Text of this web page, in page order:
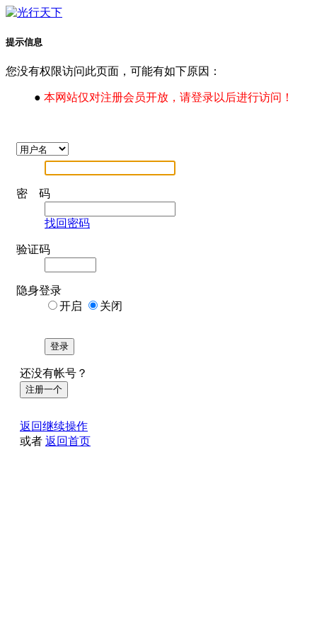
提示信息
您没有权限访问此页面，可能有如下原因：
● 本网站仅对注册会员开放，请登录以后进行访问！
密 码
找回密码
验证码
隐身登录
开启
关闭
登录
还没有帐号？
注册一个
返回继续操作
或者 返回首页